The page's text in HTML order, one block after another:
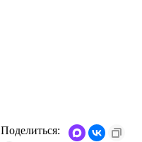
Поделиться: